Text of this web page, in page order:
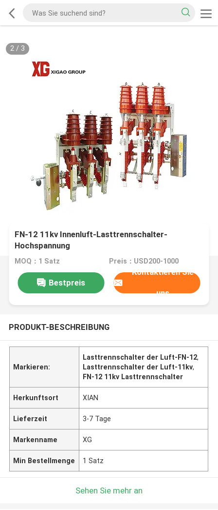
2/ 3
FN-12 11kv Innenluft-Lasttrennschalter-
Hochspannung
MOQ：1 Satz Preis：USD200-1000
Bestpreis
Kontaktieren Sie
uns
PRODUKT-BESCHREIBUNG
Markieren:
Lasttrennschalter der Luft-FN-12,
Lasttrennschalter der Luft-11kv,
FN-12 11kv Lasttrennschalter
Herkunftsort XIAN
Lieferzeit 3-7 Tage
Markenname XG
Min Bestellmenge 1 Satz
Sehen Sie mehr an